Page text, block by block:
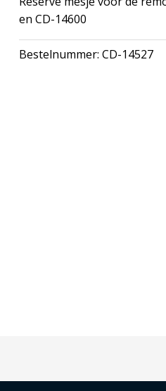
en CD-14600
Bestelnummer:CD-14527